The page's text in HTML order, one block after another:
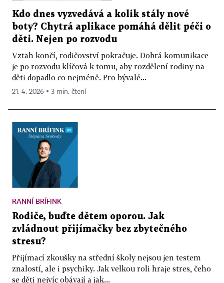
Kdo dnes vyzvedává a kolik stály nové
boty? Chytrá aplikace pomáhá dělit péči o
děti. Nejen po rozvodu
Vztah končí, rodičovství pokračuje. Dobrá komunikace
je po rozvodu klíčová k tomu, aby rozdělení rodiny na
děti dopadlo co nejméně. Pro bývalé...
21. 4. 2026 ▪ 3 min. čtení
RANNÍ BRÍFINK
Rodiče, buďte dětem oporou. Jak
zvládnout přijímačky bez zbytečného
stresu?
Přijímací zkoušky na střední školy nejsou jen testem
znalostí, ale i psychiky. Jak velkou roli hraje stres, čeho
se děti nejvíc obávají a jak...